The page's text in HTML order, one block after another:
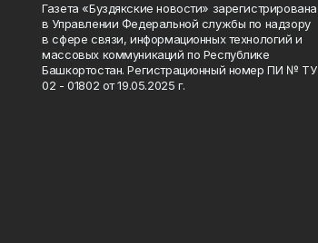
Газета «Буздякские новости» зарегистрирована
в Управлении Федеральной службы по надзору
в сфере связи, информационных технологий и
массовых коммуникаций по Республике
Башкортостан. Регистрационный номер ПИ № ТУ
02 - 01802 от 19.05.2025 г.